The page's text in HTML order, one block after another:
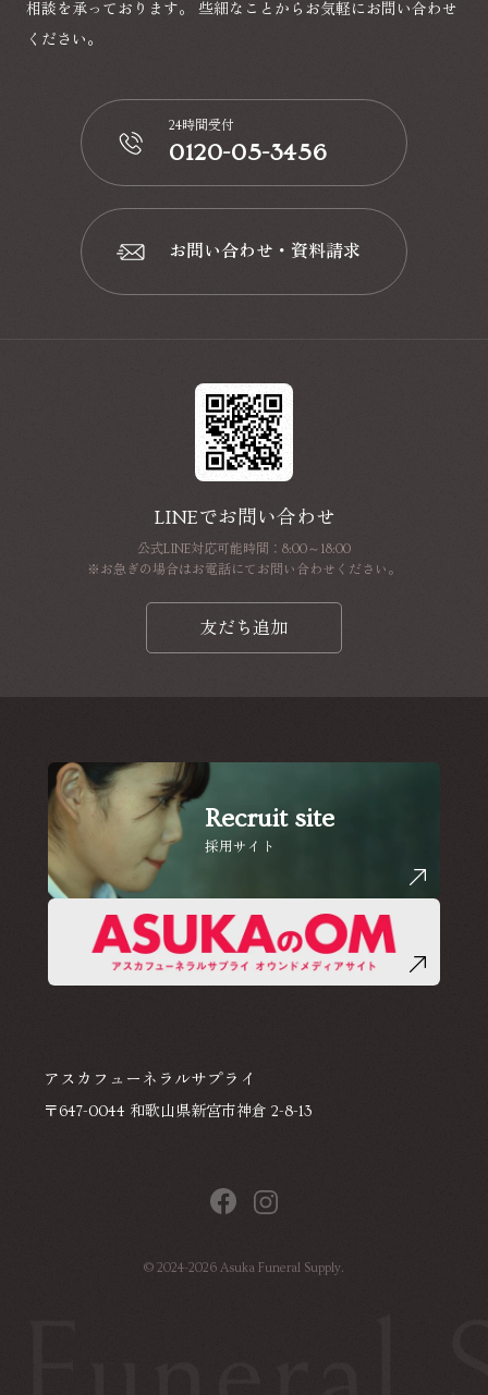
相談を承っております。
些細なことからお気軽にお問い合わせ
ください。
📞
24時間受付
0120-05-3456
📩
お問い合わせ・資料請求
LINEでお問い合わせ
公式LINE対応可能時間：8:00～18:00
※お急ぎの場合はお電話にてお問い合わせください。
友だち追加
アスカフューネラルサプライ
〒647-0044 和歌山県新宮市神倉 2-8-13
© 2024-2026Asuka Funeral Supply.
採用サイト
Recruit site